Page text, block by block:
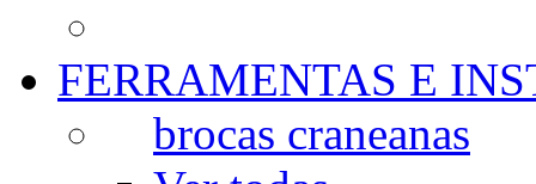
FERRAMENTAS E
brocas craneanas